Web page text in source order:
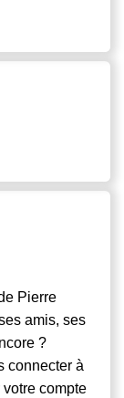
Pierre
amis, ses
?
connecter à
compte